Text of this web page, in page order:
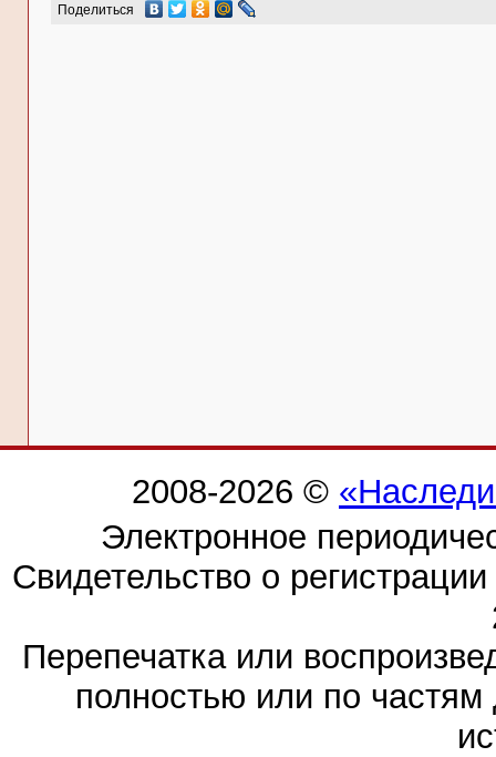
Поделиться
2008-2026 ©
Электронное
Свидетельство о
Перепечатка или
полностью или по частям